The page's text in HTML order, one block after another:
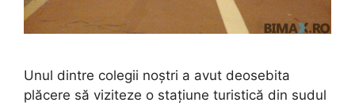
Unul dintre colegii noștri a avut deosebita
plăcere să viziteze o stațiune turistică din sudul